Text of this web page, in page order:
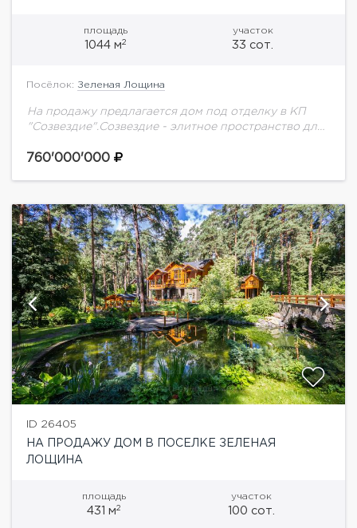
площадь
1044 м2
участок
33 сот.
Посёлок: Зеленая Лощина
На продажу предлагается дом под отделку в КП
"Созвездие".Созвездие - элитное пространство для
архитектура, окружение леса и полная
760'000'000
ID 26405
НА ПРОДАЖУ ДОМ В ПОСЕЛКЕ ЗЕЛЕНАЯ
ЛОЩИНА
площадь
431 м2
участок
100 сот.